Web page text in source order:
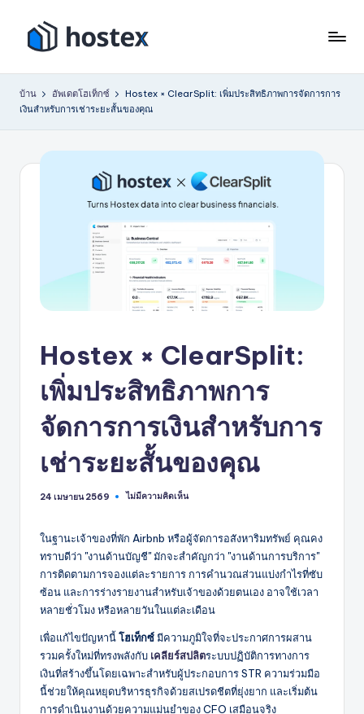
ที่
เนื้อหาฮ
เ
การ
หยุด
บ้าน อัพเดตโฮเท็กซ์
Hostex × ClearSplit: เพิ่มประสิทธิภาพการจัดการการ
เงินสำหรับการเช่าระยะสั้นของคุณ
Hostex × ClearSplit:
เพิ่มประสิทธิภาพการ
จัดการการเงินสำหรับการ
เช่าระยะสั้นของคุณ
24 เมษายน 2569 ไม่มีความคิดเห็น
ในฐานะเจ้าของที่พัก Airbnb หรือผู้จัดการอสังหาริมทรัพย์ คุณคง
ทราบดีว่า "งานด้านบัญชี" มักจะสำคัญกว่า "งานด้านการบริการ"
การติดตามการจองแต่ละรายการ การคำนวณส่วนแบ่งกำไรที่ซับ
ซ้อน และการร่างรายงานสำหรับเจ้าของด้วยตนเอง อาจใช้เวลา
หลายชั่วโมง หรือหลายวันในแต่ละเดือน
เพื่อแก้ไขปัญหานี้โฮเท็กซ์มีความภูมิใจที่จะประกาศการผสาน
รวมครั้งใหม่ที่ทรงพลังกับ เคลียร์สปลิตระบบปฏิบัติการทางการ
เงินที่สร้างขึ้นโดยเฉพาะสำหรับผู้ประกอบการ STR ความร่วมมือ
นี้ช่วยให้คุณหยุดบริหารธุรกิจด้วยสเปรดชีตที่ยุ่งยาก และเริ่มต้น
การดำเนินงานด้วยความแม่นยำของ CFO เสมือนจริง